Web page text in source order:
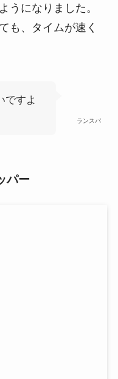
うになりました。
も、タイムが速く
ランスパ
ですよ
パー